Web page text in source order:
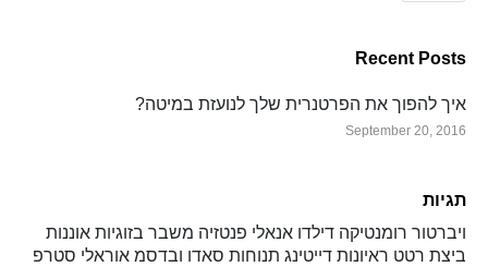
Recent Posts
איך להפוך את הפרטנרית שלך לנועזת במיטה?
September 20, 2016
תגיות
ויברטור רומנטיקה דילדו אנאלי פנטזיה משבר בזוגיות אוננות
ביצת רטט ראיונות דייטינג תנוחות סאדו ובדסמ אוראלי סטרפ